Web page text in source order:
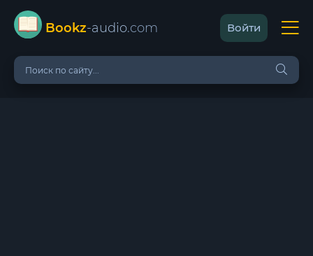
Bookz-audio.com Войти